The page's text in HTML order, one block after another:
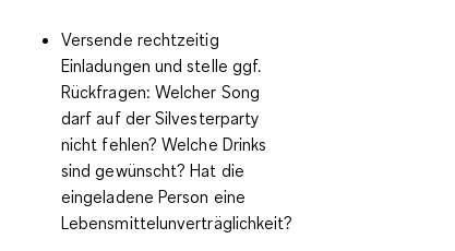
Versende rechtzeitig
Einladungen und stelle ggf.
Rückfragen: Welcher Song
darf auf der Silvesterparty
nicht fehlen? Welche Drinks
sind gewünscht? Hat die
eingeladene Person eine
Lebensmittelunverträglichkeit?